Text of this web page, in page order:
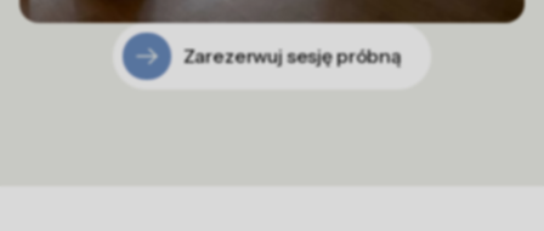
Zarezerwuj sesję próbną